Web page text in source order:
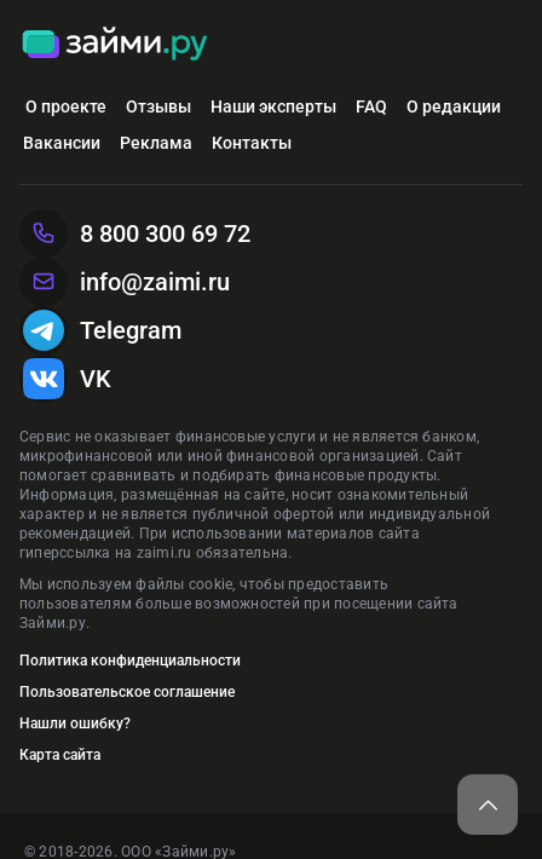
О проекте Отзывы Наши эксперты FAQ
О редакции
Вакансии
Реклама Контакты
Сервис не оказывает финансовые услуги и не является банком,
микрофинансовой или иной финансовой организацией. Сайт
помогает сравнивать и подбирать финансовые продукты.
Информация, размещённая на сайте, носит ознакомительный
характер и не является публичной офертой или индивидуальной
рекомендацией. При использовании материалов сайта
гиперссылка на zaimi.ru обязательна.
Мы используем файлы cookie, чтобы предоставить
пользователям больше возможностей при посещении сайта
Займи.ру.
Политика конфиденциальности
Пользовательское соглашение
Нашли ошибку?
Карта сайта
8 800 300 69 72
info@zaimi.ru
Telegram
VK
© 2018-2026. ООО «Займи.ру»